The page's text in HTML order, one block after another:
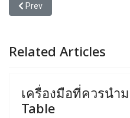
Previous article: ขนาดแฟ้ม vs
Prev
Related Articles
เครื่องมือที่ควรนำ
Table